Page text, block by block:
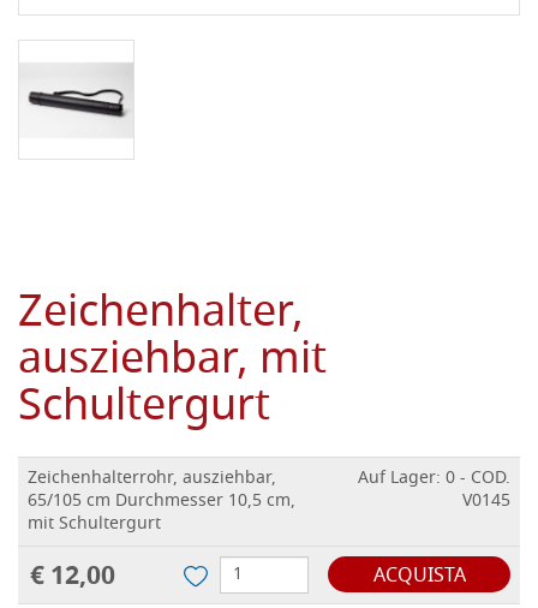
Zeichenhalter,
ausziehbar, mit
Schultergurt
Zeichenhalterrohr, ausziehbar,
65/105 cm Durchmesser 10,5 cm,
mit Schultergurt
Auf Lager: 0 - COD.
V0145
€ 12,00 ACQUISTA